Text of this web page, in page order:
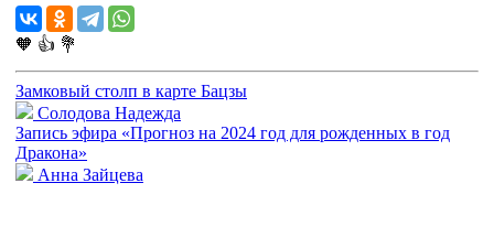
🧡 👍 💐
Замковый столп в карте Бацзы
Солодова Надежда
Запись эфира «Прогноз на 2024 год для рожденных в год
Дракона»
Анна Зайцева